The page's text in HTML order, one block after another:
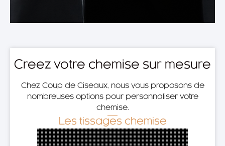
Creez votre chemise sur mesure
Chez Coup de Ciseaux, nous vous proposons de
nombreuses options pour personnaliser votre
chemise.
Les tissages chemise